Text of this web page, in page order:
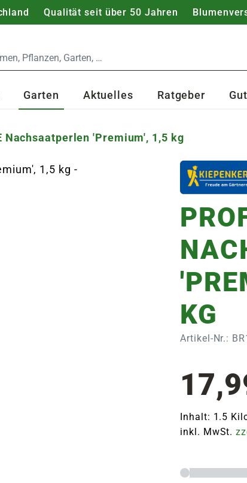
Qualität seit über 50 Jahren
Garten Aktuelles Ratgeber
Nachsaatperlen 'Premium', 1,5 kg
KG
Artikel-Nr.:
Inhalt: 1.5
inkl. MwSt.